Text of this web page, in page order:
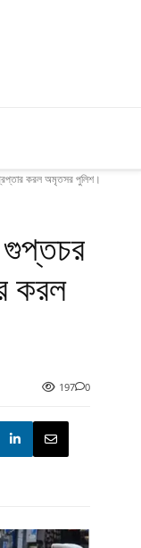
করল অমৃতসর পুলিশ।
করল
197
0